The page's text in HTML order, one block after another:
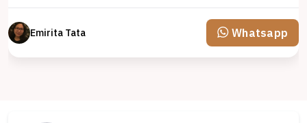
Emirita Tata Whatsapp